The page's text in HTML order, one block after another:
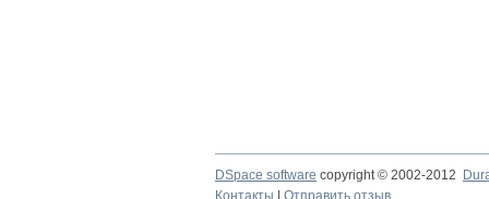
DSpace software copyright © 2002-2012
Контакты
Отправить отзыв